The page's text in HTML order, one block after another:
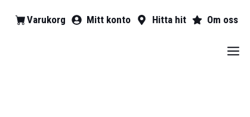
Varukorg Mitt konto Hitta hit Om oss